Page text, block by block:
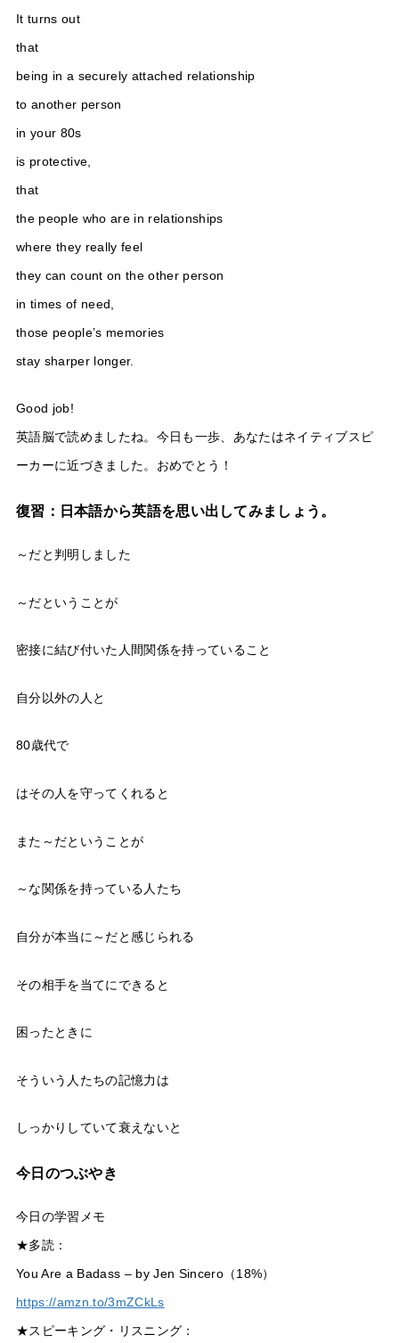
It turns out
that
being in a securely attached relationship
to another person
in your 80s
is protective,
that
the people who are in relationships
where they really feel
they can count on the other person
in times of need,
those people’s memories
stay sharper longer.
Good job!
英語脳で読めましたね。今日も一歩、あなたはネイティブスピ
ーカーに近づきました。おめでとう！
復習：日本語から英語を思い出してみましょう。
～だと判明しました
～だということが
密接に結び付いた人間関係を持っていること
自分以外の人と
80歳代で
はその人を守ってくれると
また～だということが
～な関係を持っている人たち
自分が本当に～だと感じられる
その相手を当てにできると
困ったときに
そういう人たちの記憶力は
しっかりしていて衰えないと
今日のつぶやき
今日の学習メモ
★多読：
You Are a Badass – by Jen Sincero（18%）
https://amzn.to/3mZCkLs
★スピーキング・リスニング：